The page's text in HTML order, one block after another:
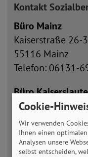
Kontakt
Büro Mainz
Kaiserstraße 26-
55116 Mainz
Telefon: 06131-
Büro
Spittelstraße 3
67655
Telefon: 0631-
Telefax: 0631-79
Cookie-
Wir verwenden
Ihnen einen
Analysen unsere
selbst entscheiden,